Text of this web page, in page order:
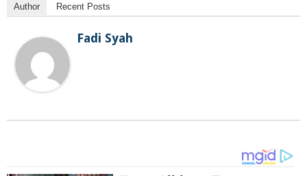
Author Recent Posts
Fadi Syah